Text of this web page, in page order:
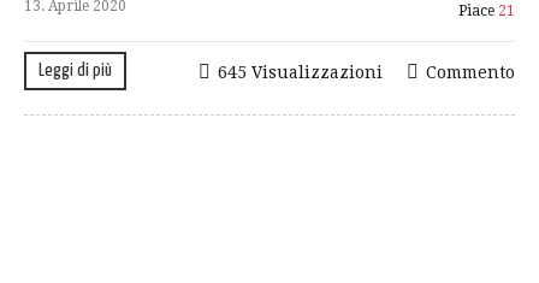
13. Aprile 2020 Piace 21
Leggi di più Commento
645 Visualizzazioni